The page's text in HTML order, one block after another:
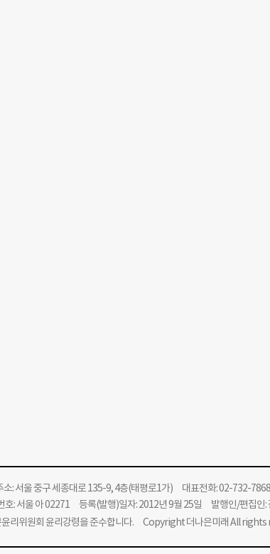
: 서울 중구 세종대로 135-9, 4층(태평로1가) 대표전화: 02-732-
호: 서울 아 02271 등록(발행)일자: 2012년 9월 25일 발행인/편집인
리위원회 윤리강령을 준수합니다. Copyright 더나은미래 All rights